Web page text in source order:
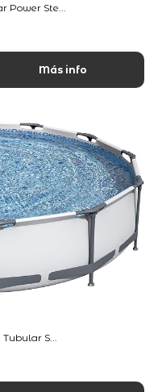
Ste...
Más info
S...